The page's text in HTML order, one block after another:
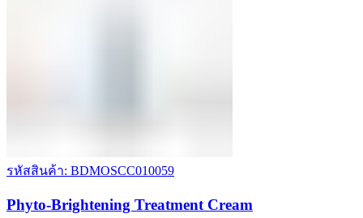
รหัสสินค้า: BDMOSCC010059
Phyto-Brightening Treatment Cream